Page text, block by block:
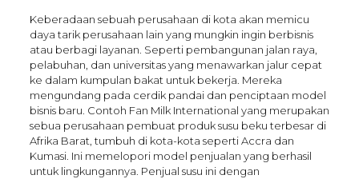
Keberadaan sebuah perusahaan di kota akan memicu
daya tarik perusahaan lain yang mungkin ingin berbisnis
atau berbagi layanan. Seperti pembangunan jalan raya,
pelabuhan, dan universitas yang menawarkan jalur cepat
ke dalam kumpulan bakat untuk bekerja. Mereka
mengundang pada cerdik pandai dan penciptaan model
bisnis baru. Contoh Fan Milk International yang merupakan
sebua perusahaan pembuat produk susu beku terbesar di
Afrika Barat, tumbuh di kota-kota seperti Accra dan
Kumasi. Ini memelopori model penjualan yang berhasil
untuk lingkungannya. Penjual susu ini dengan